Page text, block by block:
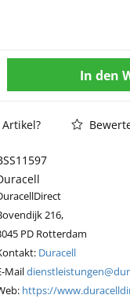
In den
216,
PD Rotterdam
Duracell
Mail
https://